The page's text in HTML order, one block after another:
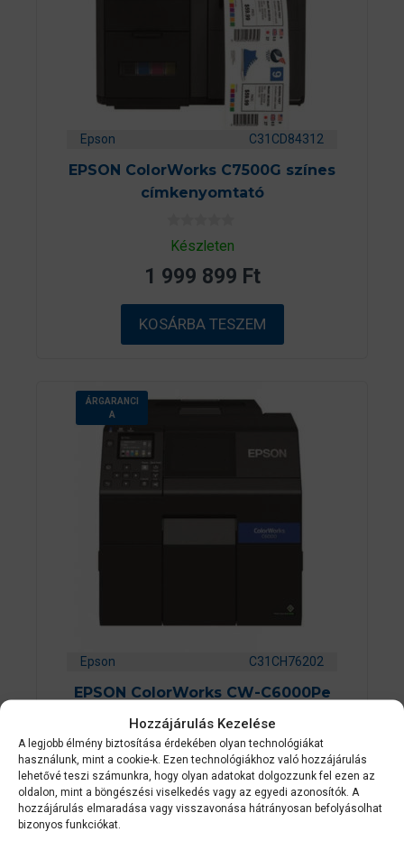
Hozzájárulás Kezelése
A legjobb élmény biztosítása érdekében olyan technológiákat
használunk, mint a cookie-k. Ezen technológiákhoz való hozzájárulás
lehetővé teszi számunkra, hogy olyan adatokat dolgozzunk fel ezen az
oldalon, mint a böngészési viselkedés vagy az egyedi azonosítók. A
hozzájárulás elmaradása vagy visszavonása hátrányosan befolyásolhat
bizonyos funkciókat.
Epson C31CD84312
EPSON ColorWorks C7500G színes
címkenyomtató
0
a
5
b
ő
l
Készleten
1 999 899 Ft
KOSÁRBA TESZEM
ÁRGARANCI
A
Epson C31CH76202
EPSON ColorWorks CW-C6000Pe
színes címkenyomtató
0
a
z
5
-
Érdeklődjön
AJÁNLATOT KÉREK